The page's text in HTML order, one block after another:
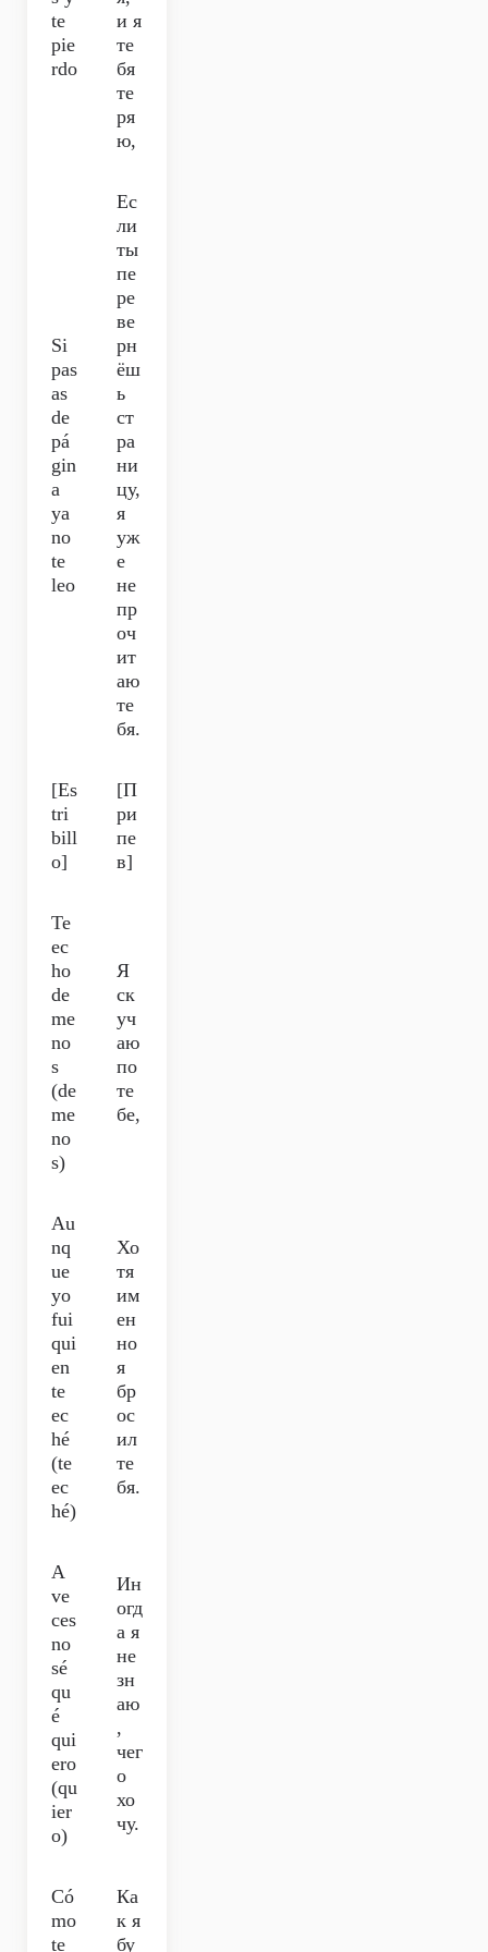
te
pie
rdo
и я
те
бя
те
ря
ю,
Si
pas
as
de
pá
gin
a
ya
no
te
leo
Ес
ли
ты
пе
ре
ве
рн
ёш
ь
ст
ра
ни
цу,
я
уж
е
не
пр
оч
ит
аю
те
бя.
[Es
tri
bill
o]
[П
ри
пе
в]
Te
ec
ho
de
me
no
s
(de
me
no
s)
Я
ск
уч
аю
по
те
бе,
Au
nq
ue
yo
fui
qui
en
te
ec
hé
(te
ec
hé)
Хо
тя
им
ен
но
я
бр
ос
ил
те
бя.
A
ve
ces
no
sé
qu
é
qui
ero
(qu
ier
o)
Ин
огд
а я
не
зн
аю
,
чег
о
хо
чу.
Có
mo
te
Ка
к я
бу